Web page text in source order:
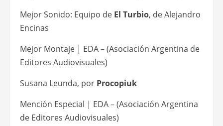
Mejor Sonido: Equipo de El Turbio, de Alejandro
Encinas
Mejor Montaje | EDA – (Asociación Argentina de
Editores Audiovisuales)
Susana Leunda, por Procopiuk
Mención Especial | EDA – (Asociación Argentina
de Editores Audiovisuales)